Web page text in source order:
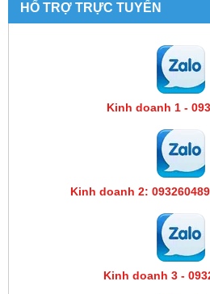
HỔ TRỢ TRỰC TUYẾN
Kinh doanh 1 -
Kinh doanh 2:
Kinh doanh 3 -